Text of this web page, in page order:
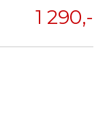
1 290,-